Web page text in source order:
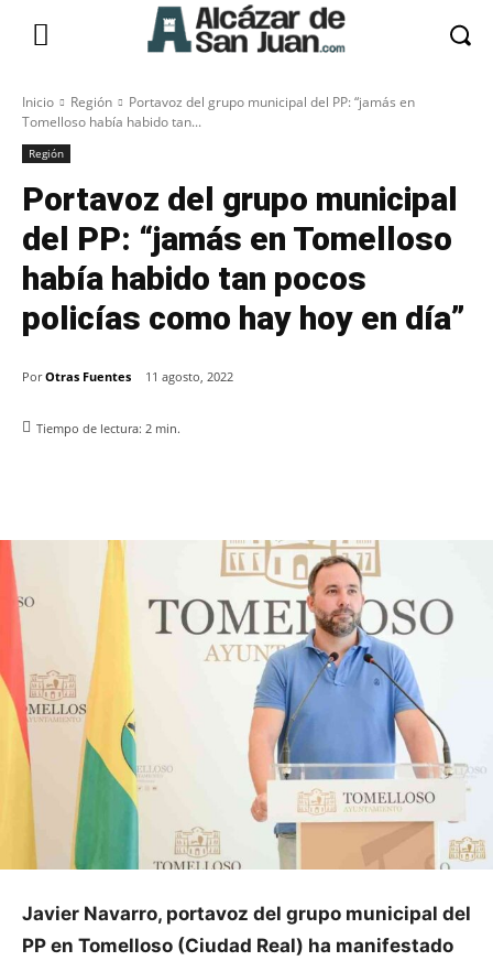
Inicio Región
Portavoz del grupo municipal del PP: “jamás en
Tomelloso había habido tan...
Región
Portavoz del grupo municipal
del PP: “jamás en Tomelloso
había habido tan pocos
policías como hay hoy en día”
Por Otras Fuentes 11 agosto, 2022
Tiempo de lectura: 2 min.
Javier Navarro, portavoz del grupo municipal del
PP en Tomelloso (Ciudad Real) ha manifestado